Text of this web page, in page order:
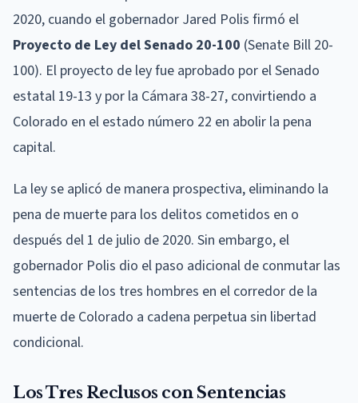
2020, cuando el gobernador Jared Polis firmó el
Proyecto de Ley del Senado 20-100 (Senate Bill 20-
100). El proyecto de ley fue aprobado por el Senado
estatal 19-13 y por la Cámara 38-27, convirtiendo a
Colorado en el estado número 22 en abolir la pena
capital.
La ley se aplicó de manera prospectiva, eliminando la
pena de muerte para los delitos cometidos en o
después del 1 de julio de 2020. Sin embargo, el
gobernador Polis dio el paso adicional de conmutar las
sentencias de los tres hombres en el corredor de la
muerte de Colorado a cadena perpetua sin libertad
condicional.
Los Tres Reclusos con Sentencias